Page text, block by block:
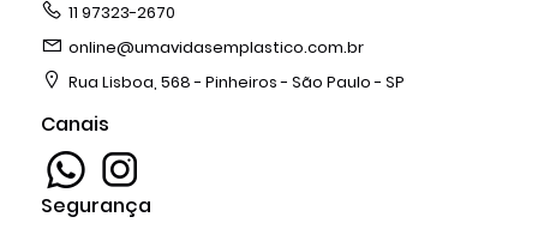
11 97323-2670
online@umavidasemplastico.com.br
Rua Lisboa, 568 - Pinheiros - São Paulo - SP
Canais
Segurança